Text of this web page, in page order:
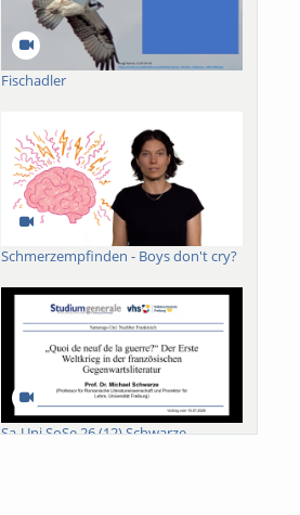
Fischadler
Schmerzempfinden - Boys don't cry?
Sa-Uni SoSe 26 (12) Schwarze